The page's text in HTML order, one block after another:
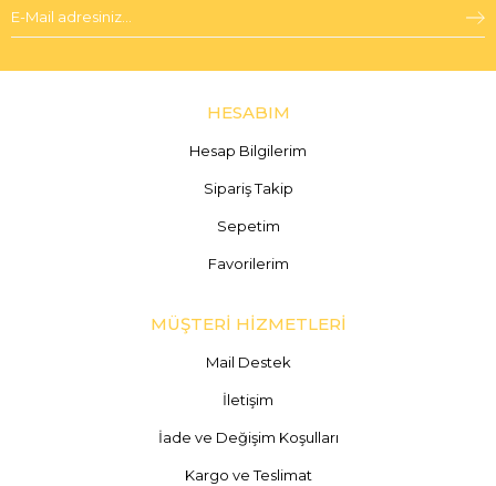
HESABIM
Hesap Bilgilerim
Sipariş Takip
Sepetim
Favorilerim
MÜŞTERİ HİZMETLERİ
Mail Destek
İletişim
İade ve Değişim Koşulları
Kargo ve Teslimat